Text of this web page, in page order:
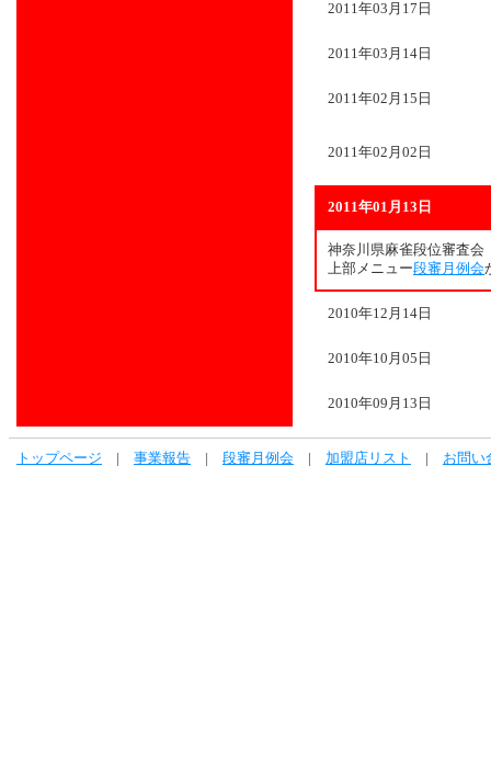
2011年03月17日
2011年03月14日
2011年02月15日
2011年02月02日
2011年01月13日
神奈川県麻雀段位審査会
上部メニュー段審月例会
2010年12月14日
2010年10月05日
2010年09月13日
トップページ 事業報告 段審月例会 加盟店リスト お問い